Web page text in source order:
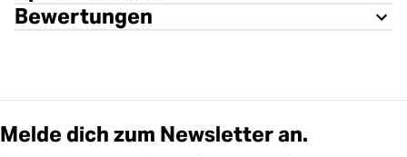
Bewertungen
Melde dich zum Newsletter an.